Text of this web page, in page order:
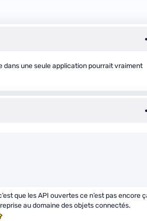
dans une seule application pourrait vraiment
que les API ouvertes ce n’est pas encore
au domaine des objets connectés.